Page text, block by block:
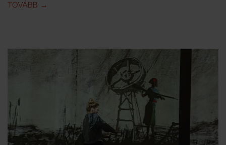
TOVÁBB IDE: NYÍLT TÁRLATVEZETÉS: WILLIAM KENTRIDGE:
→